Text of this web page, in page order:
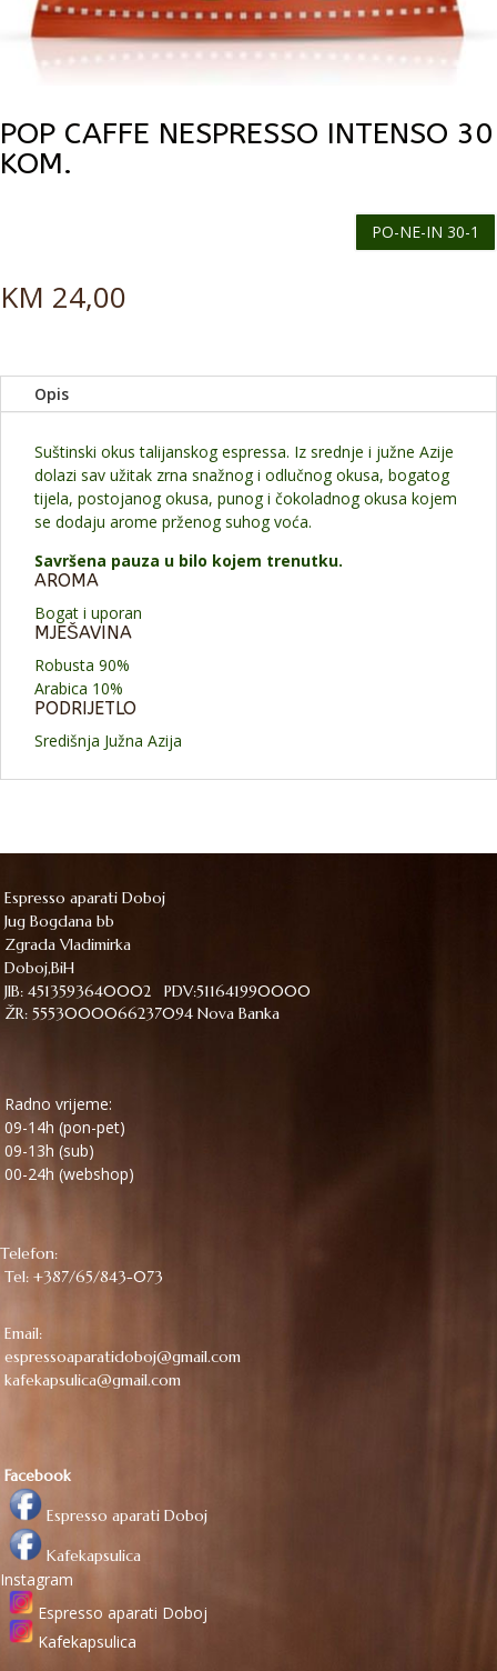
POP CAFFE NESPRESSO INTENSO 30
KOM.
PO-NE-IN 30-1
KM 24,00
Opis
Suštinski okus talijanskog espressa. Iz srednje i južne Azije
dolazi sav užitak zrna snažnog i odlučnog okusa, bogatog
tijela, postojanog okusa, punog i čokoladnog okusa kojem
se dodaju arome prženog suhog voća.
Savršena pauza u bilo kojem trenutku.
AROMA
Bogat i uporan
MJEŠAVINA
Robusta 90%
Arabica 10%
PODRIJETLO
Središnja Južna Azija
Espresso aparati Doboj
Jug Bogdana bb
Zgrada Vladimirka
Doboj,BiH
JIB: 4513593640002 PDV:511641990000
ŽR: 5553000066237094 Nova Banka
Radno vrijeme:
09-14h (pon-pet)
09-13h (sub)
00-24h (webshop)
Telefon:
Tel: +387/65/843-073
Email:
espressoaparatidoboj@gmail.com
kafekapsulica@gmail.com
Facebook
Espresso aparati Doboj
Kafekapsulica
Instagram
Espresso aparati Doboj
Kafekapsulica